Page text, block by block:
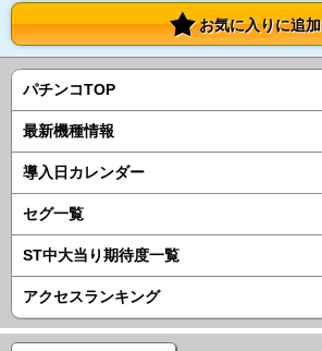
お気に入りに追加
パチンコTOP
最新機種情報
導入日カレンダー
セグ一覧
ST中大当り期待度一覧
アクセスランキング